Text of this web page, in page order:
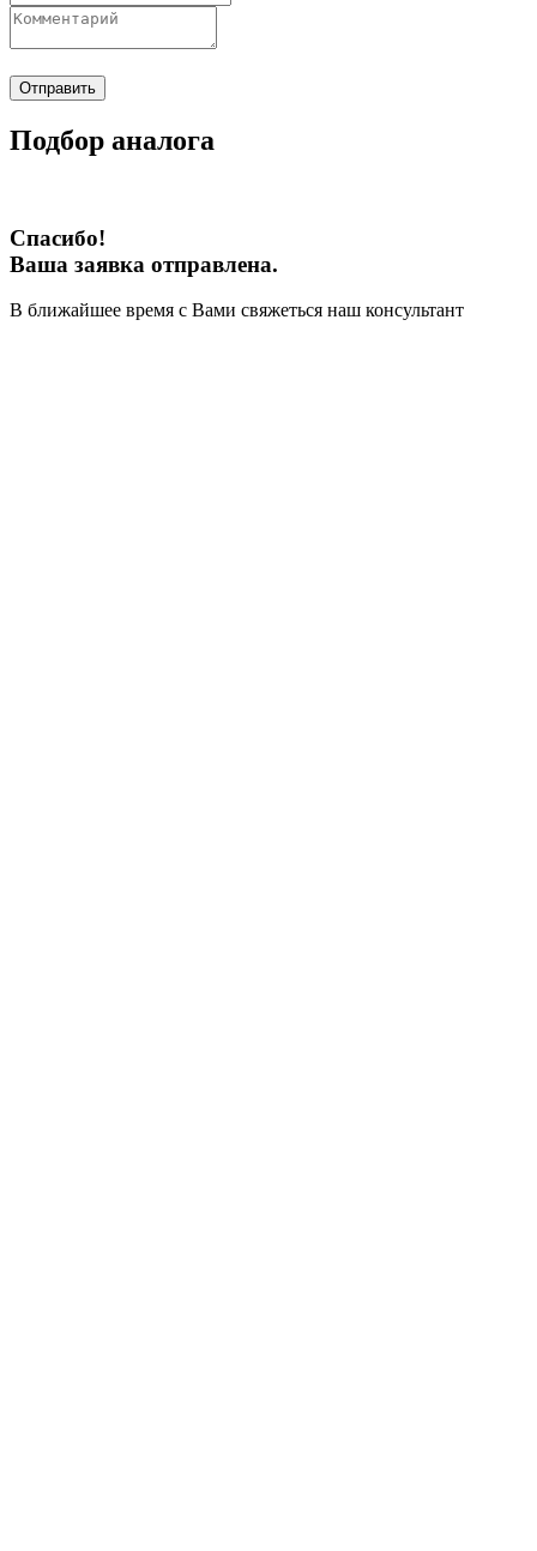
Отправить
Подбор аналога
Спасибо!
Ваша заявка отправлена.
В ближайшее время с Вами свяжеться наш консультант